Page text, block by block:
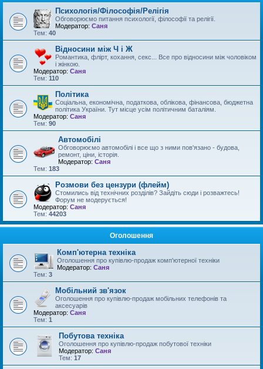
Психологія/Філософія/Релігія
Обговорюємо питання психології, філософії та релігії.
Модератор: Саня
Тем: 40
Відносини між Ч і Ж
Романтика, флірт, кохання, секс... Все про відносини між чоловіком
і жінкою.
Модератор: Саня
Тем: 110
Політика
Соціальна, економічна, податкова, облікова, фінансова, бюджетна
політика України. Тут місце усім політичним баталіям.
Модератор: Саня
Тем: 90
Автомобілі
Обговорюємо автомобілі і все що з ними пов'язано - будова,
ремонт, ціни, історія.
Модератор: Саня
Тем: 183
Розмови без цензури (флейм)
Стомились від технічних розділів? Зайдіть сюди і розважтесь!
Форум не модерується!
Модератор: Саня
Тем: 44203
Оголошення
Комп'ютерна техніка
Оголошення про купівлю-продаж комп'ютерної техніки
Модератор: Саня
Тем: 3
Мобільний зв'язок
Оголошення про купівлю-продаж мобільних телефонів та
аксесуарів
Модератор: Саня
Тем: 1
Побутова техніка
Оголошення про купівлю-продаж побутової техніки
Модератор: Саня
Тем: 17